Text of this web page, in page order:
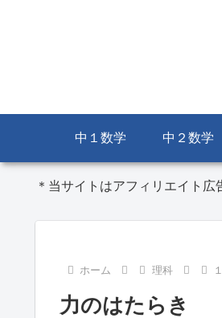
中１数学 中２数学
＊当サイトはアフィリエイト広
ホーム 理科
力のはたらき